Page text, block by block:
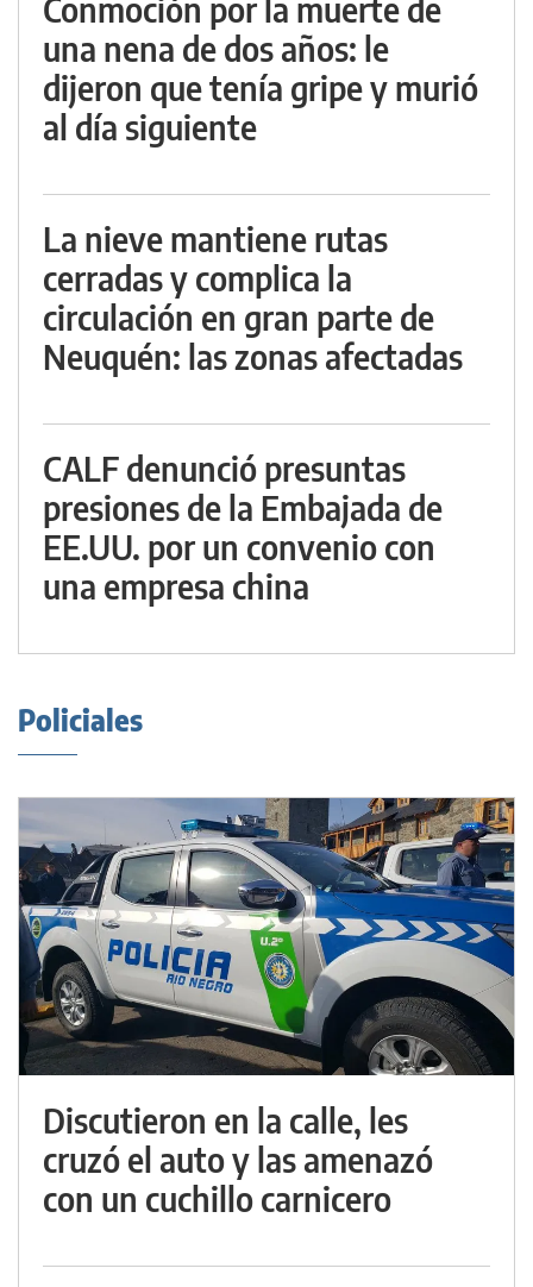
Conmoción por la muerte de
una nena de dos años: le
dijeron que tenía gripe y murió
al día siguiente
La nieve mantiene rutas
cerradas y complica la
circulación en gran parte de
Neuquén: las zonas afectadas
CALF denunció presuntas
presiones de la Embajada de
EE.UU. por un convenio con
una empresa china
Policiales
Discutieron en la calle, les
cruzó el auto y las amenazó
con un cuchillo carnicero